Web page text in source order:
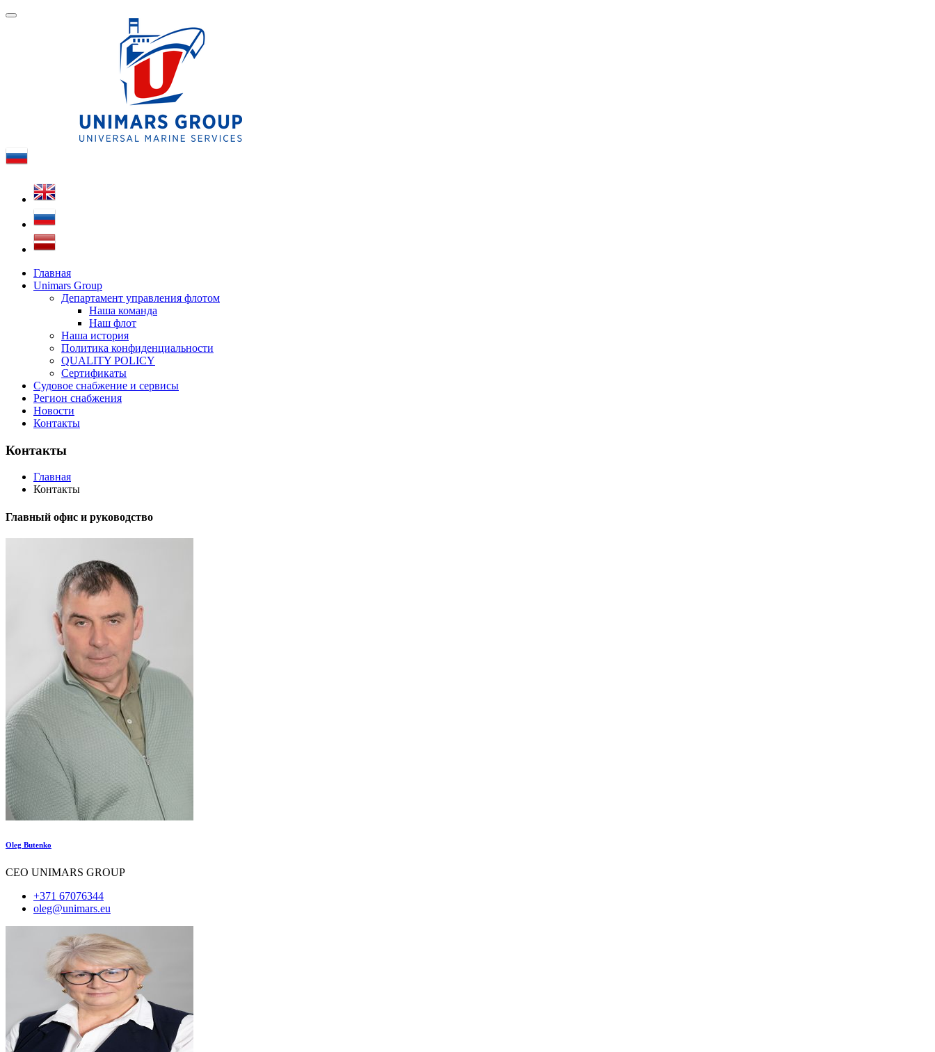
Главная
Unimars Group
Департамент управления флотом
Наша команда
Наш флот
Наша история
Политика конфиденциальности
QUALITY POLICY
Сертификаты
Судовое снабжение и сервисы
Регион снабжения
Новости
Контакты
Контакты
Главная
Контакты
Главный офис и руководство
Oleg Butenko
СEO UNIMARS GROUP
+371 67076344
oleg@unimars.eu